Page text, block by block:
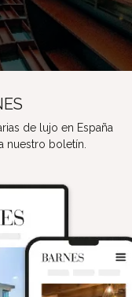
de lujo en España
nuestro boletín.